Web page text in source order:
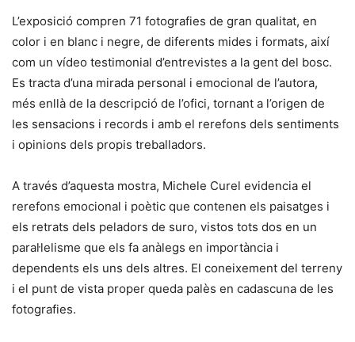
L’exposició compren 71 fotografies de gran qualitat, en
color i en blanc i negre, de diferents mides i formats, així
com un vídeo testimonial d’entrevistes a la gent del bosc.
Es tracta d’una mirada personal i emocional de l’autora,
més enllà de la descripció de l’ofici, tornant a l’origen de
les sensacions i records i amb el rerefons dels sentiments
i opinions dels propis treballadors.
A través d’aquesta mostra, Michele Curel evidencia el
rerefons emocional i poètic que contenen els paisatges i
els retrats dels peladors de suro, vistos tots dos en un
paral·lelisme que els fa anàlegs en importància i
dependents els uns dels altres. El coneixement del terreny
i el punt de vista proper queda palès en cadascuna de les
fotografies.